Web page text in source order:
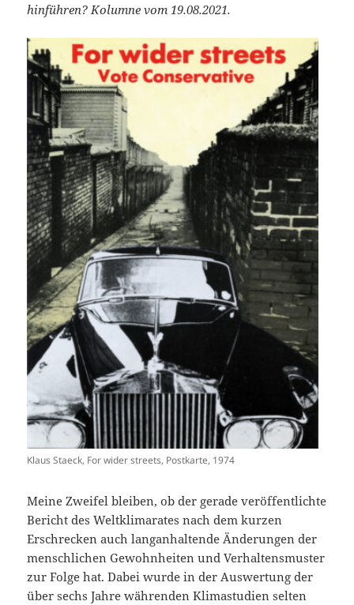
hinführen? Kolumne vom 19.08.2021.
Klaus Staeck, For wider streets, Postkarte, 1974
Meine Zweifel bleiben, ob der gerade veröffentlichte
Bericht des Weltklimarates nach dem kurzen
Erschrecken auch langanhaltende Änderungen der
menschlichen Gewohnheiten und Verhaltensmuster
zur Folge hat. Dabei wurde in der Auswertung der
über sechs Jahre währenden Klimastudien selten